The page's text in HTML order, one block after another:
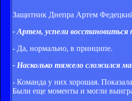
Защитник Днепра Артем
- Артем, успели
- Да, нормально, в принципе.
- Насколько тяжело сложился
- Команда у них хорошая.
Были еще моменты и могли